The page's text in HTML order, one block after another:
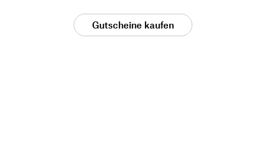
Gutscheine kaufen